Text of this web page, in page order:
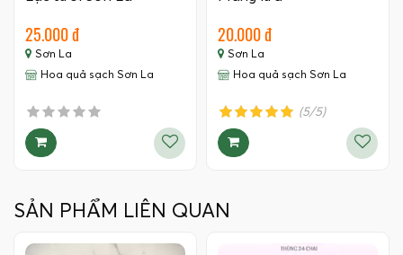
25.000 đ
Sơn La
Hoa quả sạch Sơn La
20.000 đ
Sơn La
Hoa quả sạch Sơn La
(5/5)
SẢN PHẨM LIÊN QUAN